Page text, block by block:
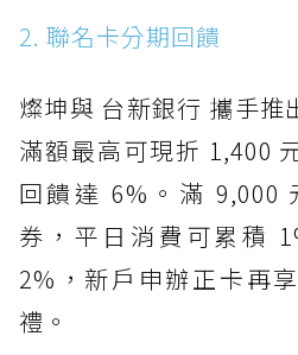
2. 聯名卡分期回饋
燦坤與 台新銀行 攜手推
滿額最高可現折 1,400
回饋達 6%。滿 9,000
券，平日消費可累積
2%，新戶申辦正卡再
禮。